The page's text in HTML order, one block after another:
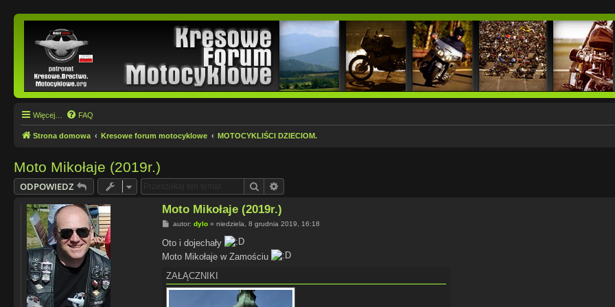
Więcej… FAQ
Strona domowa Kresowe forum motocyklowe MOTOCYKLIŚCI DZIECIOM.
Moto Mikołaje (2019r.)
ODPOWIEDZ Szukaj
Moto Mikołaje (2019r.)
P
t
autor:dylo »niedziela, 8 grudnia 2019, 16:18
Oto i dojechały
Moto Mikołaje w Zamościu
ZAŁĄCZNIKI